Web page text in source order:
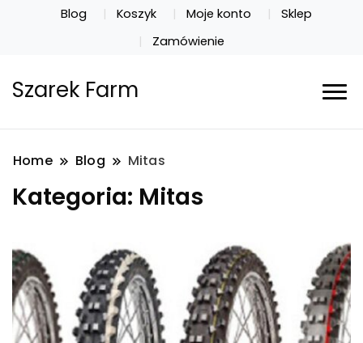
Blog Koszyk Moje konto
Sklep
Zamówienie
Szarek Farm
Home Blog Mitas
Kategoria: Mitas